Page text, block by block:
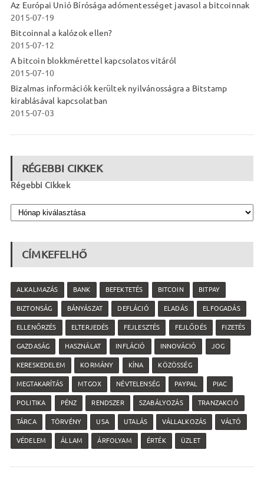
Az Európai Unió Bírósága adómentességet javasol a bitcoinnak
2015-07-19
Bitcoinnal a kalózok ellen?
2015-07-12
A bitcoin blokkmérettel kapcsolatos vitáról
2015-07-10
Bizalmas információk kerültek nyilvánosságra a Bitstamp
kirablásával kapcsolatban
2015-07-03
RÉGEBBI CIKKEK
Régebbi Cikkek
CÍMKEFELHŐ
ALKALMAZÁS BANK BEFEKTETÉS BITCOIN BITPAY
BIZTONSÁG BÁNYÁSZAT DEFLÁCIÓ ELADÁS ELFOGADÁS
ELLENŐRZÉS ELTERJEDÉS FEJLESZTÉS FEJLŐDÉS FIZETÉS
GAZDASÁG HASZNÁLAT INFLÁCIÓ INNOVÁCIÓ JOG
KERESKEDELEM KORMÁNY KÍNA KÖZÖSSÉG
MEGTAKARÍTÁS MTGOX NÉVTELENSÉG PAYPAL PIAC
POLITIKA PÉNZ RENDSZER SZABÁLYOZÁS TRANZAKCIÓ
TÁRCA TÖRVÉNY USA UTALÁS VÁLLALKOZÁS VÁLTÓ
VÉDELEM ÁLLAM ÁRFOLYAM ÉRTÉK ÜZLET